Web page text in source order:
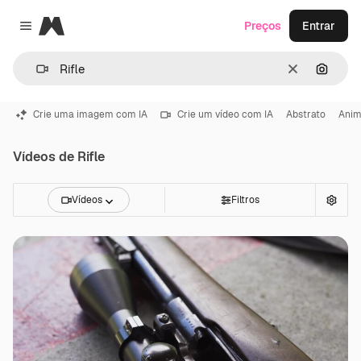
Close menu
Magnific
Limpar
Preços Entrar
Crie uma imagem com IA Crie um vídeo com IA Abstrato
Vídeos de Rifle
Vídeos Filtros